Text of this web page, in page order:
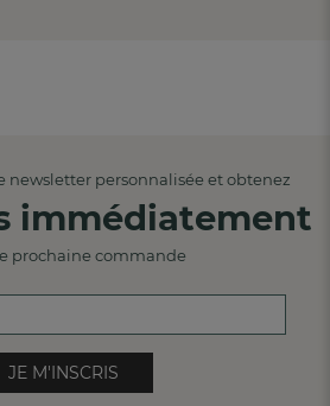
newsletter personnalisée et obtenez
immédiatement
prochaine commande
JE M'INSCRIS